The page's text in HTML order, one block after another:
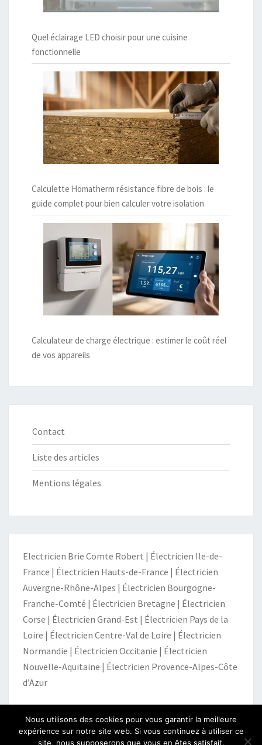
Quel éclairage LED choisir pour une cuisine
fonctionnelle
Calculette Homatherm résistance fibre de bois : le
guide complet pour bien calculer votre isolation
Calculateur de charge électrique : estimer le coût réel
de vos appareils
Contact
Liste des articles
Mentions légales
Electricien Brie Comte Robert | Électricien Ile-de-
France | Électricien Hauts-de-France | Électricien
Auvergne-Rhône-Alpes | Électricien Bourgogne-
Franche-Comté | Électricien Bretagne | Électricien
Corse | Électricien Grand-Est | Électricien Pays de la
Loire | Électricien Centre-Val de Loire | Électricien
Normandie | Électricien Occitanie | Électricien
Nouvelle-Aquitaine | Électricien Provence-Alpes-Côte
d’Azur
Nous utilisons des cookies pour vous garantir la meilleure
expérience sur notre site web. Si vous continuez à utiliser ce
site, nous supposerons que vous en êtes satisfait.